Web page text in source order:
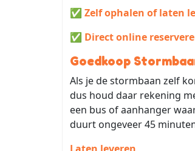
✅ Zelf ophalen of laten
✅ Direct online
Goedkoop
Als je de stormbaan zelf
dus houd daar rekening
een bus of aanhanger
duurt ongeveer 45